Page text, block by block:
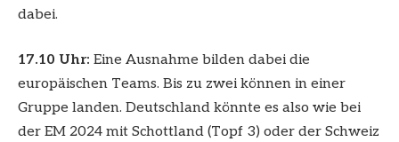
dabei.
17.10 Uhr: Eine Ausnahme bilden dabei die
europäischen Teams. Bis zu zwei können in einer
Gruppe landen. Deutschland könnte es also wie bei
der EM 2024 mit Schottland (Topf 3) oder der Schweiz